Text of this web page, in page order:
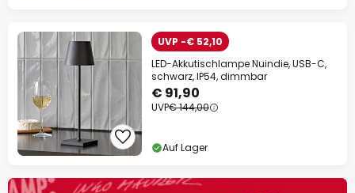
UVP -€ 52,10
LED-Akkutischlampe Nuindie, USB-C,
schwarz, IP54, dimmbar
€ 91,90
UVP€ 144,00
Auf Lager